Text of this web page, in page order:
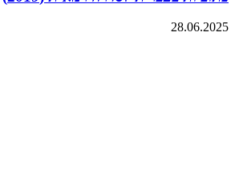
28.06.2025